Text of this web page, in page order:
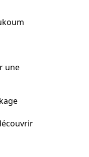
une